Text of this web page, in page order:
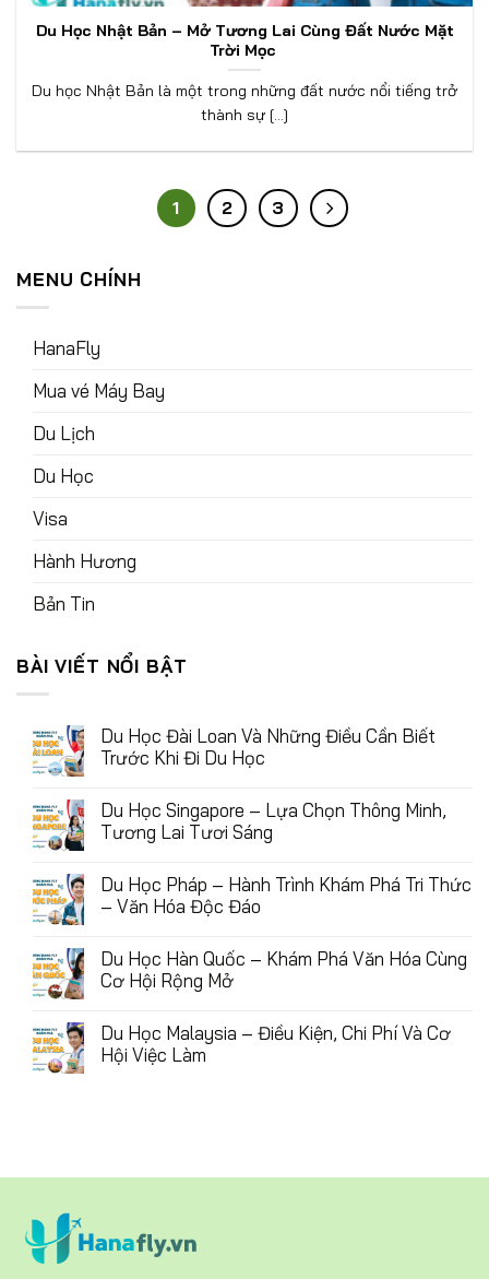
Du Học Nhật Bản – Mở Tương Lai Cùng Đất Nước Mặt
Trời Mọc
Du học Nhật Bản là một trong những đất nước nổi tiếng trở
thành sự [...]
1 2 3
MENU CHÍNH
HanaFly
Mua vé Máy Bay
Du Lịch
Du Học
Visa
Hành Hương
Bản Tin
BÀI VIẾT NỔI BẬT
Du Học Đài Loan Và Những Điều Cần Biết
Trước Khi Đi Du Học
Du Học Singapore – Lựa Chọn Thông Minh,
Tương Lai Tươi Sáng
Du Học Pháp – Hành Trình Khám Phá Tri Thức
– Văn Hóa Độc Đáo
Du Học Hàn Quốc – Khám Phá Văn Hóa Cùng
Cơ Hội Rộng Mở
Du Học Malaysia – Điều Kiện, Chi Phí Và Cơ
Hội Việc Làm